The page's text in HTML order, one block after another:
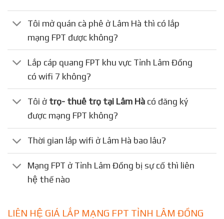
Tôi mở quán cà phê ở Lâm Hà thì có lắp
mạng FPT được không?
Lắp cáp quang FPT khu vực Tỉnh Lâm Đồng
có wifi 7 không?
Tôi ở trọ- thuê trọ tại Lâm Hà có đăng ký
được mạng FPT không?
Thời gian lắp wifi ở Lâm Hà bao lâu?
Mạng FPT ở Tỉnh Lâm Đồng bị sự cố thì liên
hệ thế nào
LIÊN HỆ GIÁ LẮP MẠNG FPT TỈNH LÂM ĐỒNG